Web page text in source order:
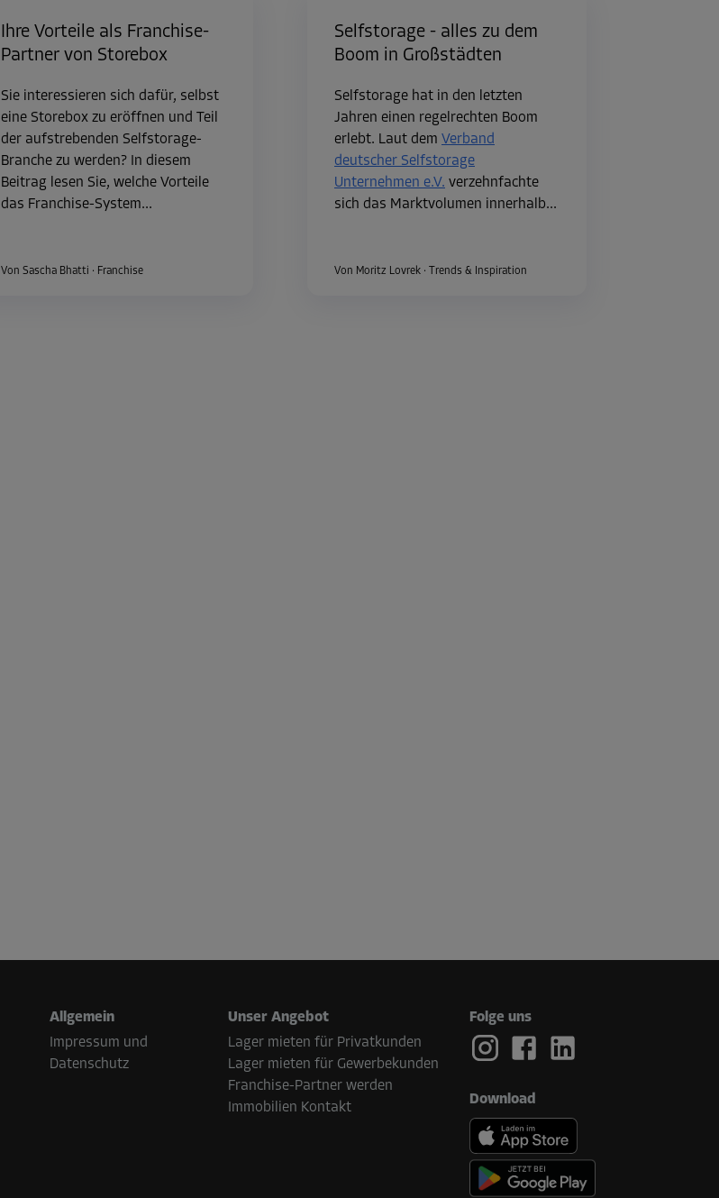
Ihre Vorteile als Franchise-
Partner von Storebox
Sie interessieren sich dafür, selbst
eine Storebox zu eröffnen und Teil
der aufstrebenden Selfstorage-
Branche zu werden? In diesem
Beitrag lesen Sie, welche Vorteile
das Franchise-System...
Von Sascha Bhatti · Franchise
Selfstorage - alles zu dem
Boom in Großstädten
Selfstorage hat in den letzten
Jahren einen regelrechten Boom
erlebt. Laut dem Verband
deutscher Selfstorage
Unternehmen e.V. verzehnfachte
sich das Marktvolumen innerhalb...
Von Moritz Lovrek · Trends & Inspiration
Allgemein
Impressum und
Datenschutz
Unser Angebot
Lager mieten für Privatkunden
Lager mieten für Gewerbekunden
Franchise-Partner werden
Immobilien Kontakt
Folge uns
Download